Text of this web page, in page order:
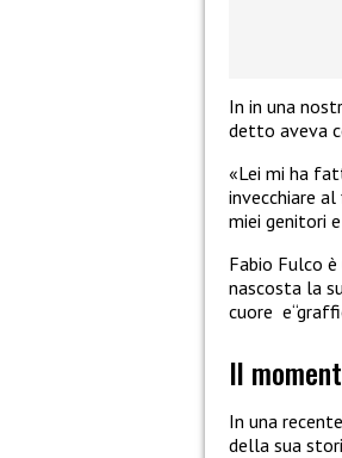
In in una
detto aveva
«Lei mi ha
invecchiare
miei genitori
Fabio Fulco
nascosta la
cuore
Il
In una
della sua